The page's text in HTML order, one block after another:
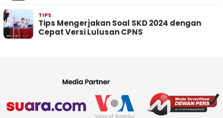
TIPS
Tips Mengerjakan Soal SKD 2024 dengan
Cepat Versi Lulusan CPNS